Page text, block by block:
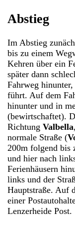
Abstieg
Im Abstieg
bis zu einem
Kehren über ein
später dann
Fahrweg
führt. Auf dem
hinunter und in
(bewirtschaftet).
RichtungValbella
normale Straße (
200m folgend bis
und hier nach
Ferienhäusern
links und der
Hauptstraße. Auf
einer
Lenzerheide Post.